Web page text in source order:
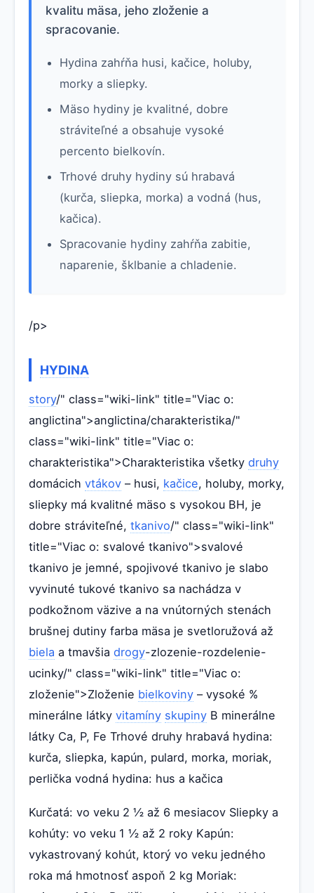
kvalitu mäsa, jeho zloženie a
spracovanie.
Hydina zahŕňa husi, kačice, holuby,
morky a sliepky.
Mäso hydiny je kvalitné, dobre
stráviteľné a obsahuje vysoké
percento bielkovín.
Trhové druhy hydiny sú hrabavá
(kurča, sliepka, morka) a vodná (hus,
kačica).
Spracovanie hydiny zahŕňa zabitie,
naparenie, šklbanie a chladenie.
/p>
HYDINA
story/" class="wiki-link" title="Viac o:
anglictina">anglictina/charakteristika/"
class="wiki-link" title="Viac o:
charakteristika">Charakteristika všetky druhy
domácich vtákov – husi, kačice, holuby, morky,
sliepky má kvalitné mäso s vysokou BH, je
dobre stráviteľné, tkanivo/" class="wiki-link"
title="Viac o: svalové tkanivo">svalové
tkanivo je jemné, spojivové tkanivo je slabo
vyvinuté tukové tkanivo sa nachádza v
podkožnom väzive a na vnútorných stenách
brušnej dutiny farba mäsa je svetloružová až
biela a tmavšia drogy-zlozenie-rozdelenie-
ucinky/" class="wiki-link" title="Viac o:
zloženie">Zloženie bielkoviny – vysoké %
minerálne látky vitamíny skupiny B minerálne
látky Ca, P, Fe Trhové druhy hrabavá hydina:
kurča, sliepka, kapún, pulard, morka, moriak,
perlička vodná hydina: hus a kačica
Kurčatá: vo veku 2 ½ až 6 mesiacov Sliepky a
kohúty: vo veku 1 ½ až 2 roky Kapún:
vykastrovaný kohút, ktorý vo veku jedného
roka má hmotnosť aspoň 2 kg Moriak: